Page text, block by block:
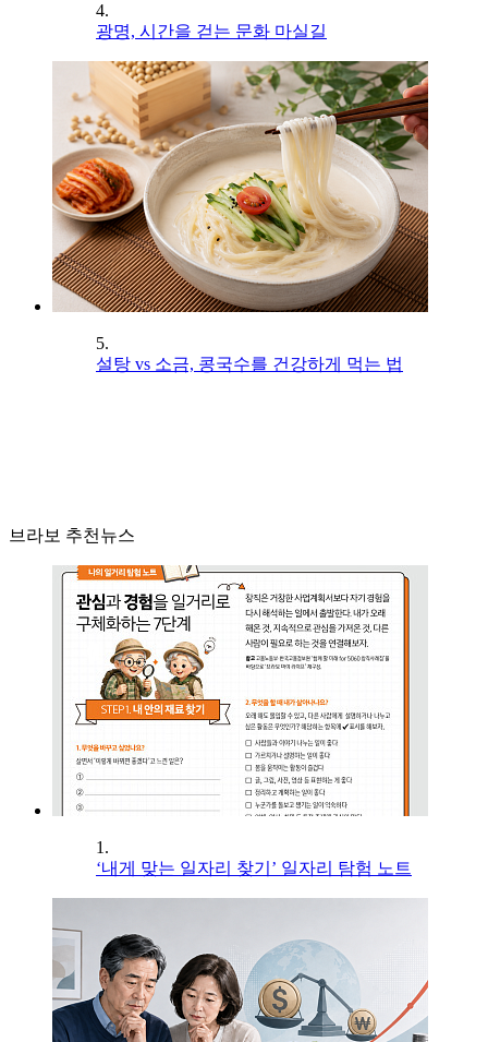
4.
광명, 시간을 걷는 문화 마실길
5.
설탕 vs 소금, 콩국수를 건강하게 먹는 법
브라보 추천뉴스
1.
‘내게 맞는 일자리 찾기’ 일자리 탐험 노트